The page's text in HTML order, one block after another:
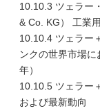
10.10.3 ツェラー
& Co. KG） 工業
10.10.4 ツェラー
ンクの世界市場
年）
10.10.5 ツェラー
および最新動向